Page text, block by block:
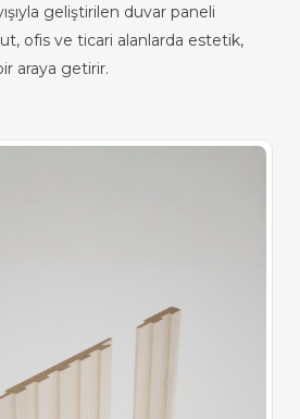
geliştirilen duvar paneli
ofis ve ticari alanlarda estetik,
araya getirir.